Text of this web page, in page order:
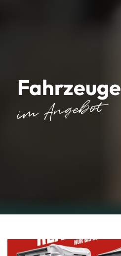
Fahrzeuge
im Angebot